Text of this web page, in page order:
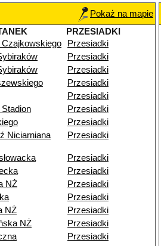
Pokaż na mapie
PRZESIADKI
Przesiadki
Przesiadki
Przesiadki
Przesiadki
Przesiadki
Przesiadki
Przesiadki
Niciarniana
Przesiadki
Przesiadki
Przesiadki
NŻ
Przesiadki
Przesiadki
NŻ
Przesiadki
NŻ
Przesiadki
Przesiadki